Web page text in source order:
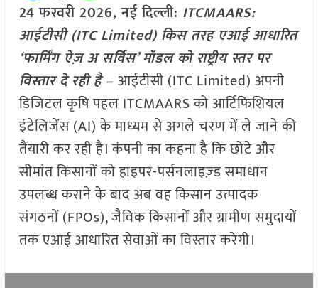
24 फरवरी 2026, नई दिल्ली: ITCMAARS:
आईटीसी (ITC Limited) किस तरह एआई आधारित
‘फार्मिंग ऐज़ अ सर्विस’ मॉडल को राष्ट्रीय स्तर पर
विस्तार दे रही है –आईटीसी (ITC Limited) अपनी
डिजिटल कृषि पहल ITCMAARS को आर्टिफिशियल
इंटेलिजेंस (AI) के माध्यम से अगले चरण में ले जाने की
तैयारी कर रही है। कंपनी का कहना है कि छोटे और
सीमांत किसानों को हाइपर-पर्सनलाइज़्ड समाधान
उपलब्ध कराने के बाद अब वह किसान उत्पादक
संगठनों (FPOs), जैविक किसानों और ग्रामीण समुदायों
तक एआई आधारित सेवाओं का विस्तार करेगी।